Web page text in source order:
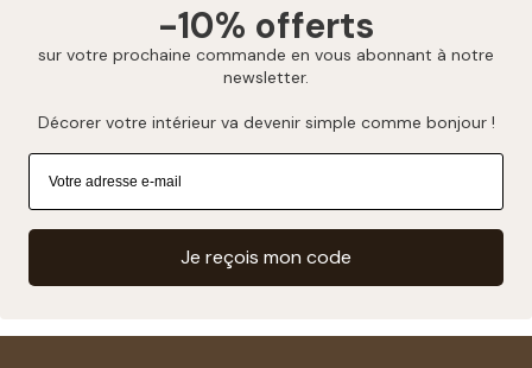
-10% offerts
sur votre prochaine commande en vous abonnant à notre
newsletter.
Décorer votre intérieur va devenir simple comme bonjour !
Je reçois mon code